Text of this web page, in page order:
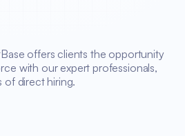
offers clients the opportunity
with our expert professionals,
of direct hiring.